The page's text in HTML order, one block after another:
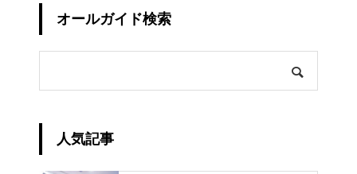
オールガイド検索
人気記事